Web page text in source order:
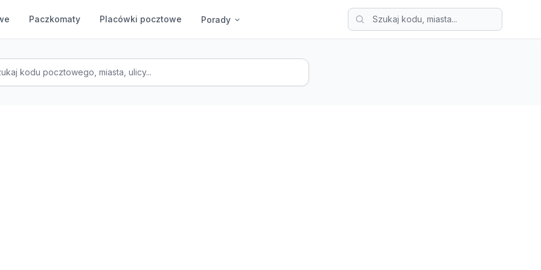
Paczkomaty Placówki pocztowe Porady